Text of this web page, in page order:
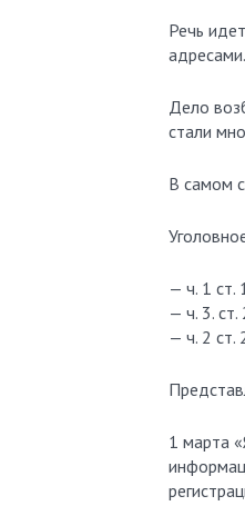
Речь
адресами.
Дело
стали
В самом
— ч. 1 ст.
— ч. 3.
— ч. 2 ст.
1 марта